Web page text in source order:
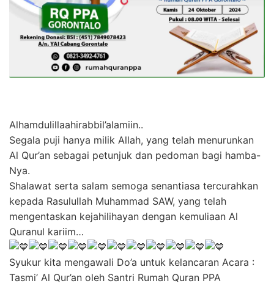
Alhamdulillaahirabbil’alamiin..
Segala puji hanya milik Allah, yang telah menurunkan
Al Qur’an sebagai petunjuk dan pedoman bagi hamba-
Nya.
Shalawat serta salam semoga senantiasa tercurahkan
kepada Rasulullah Muhammad SAW, yang telah
mengentaskan kejahilihayan dengan kemuliaan Al
Quranul kariim…
Syukur kita mengawali Do’a untuk kelancaran Acara :
Tasmi’ Al Qur’an oleh Santri Rumah Quran PPA